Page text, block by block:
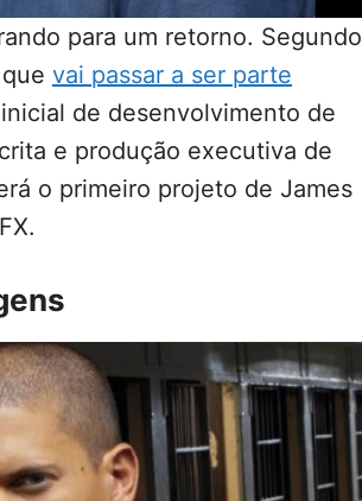
para um retorno. Segundo
vai passar a ser parte
de desenvolvimento de
e produção executiva de
o primeiro projeto de James